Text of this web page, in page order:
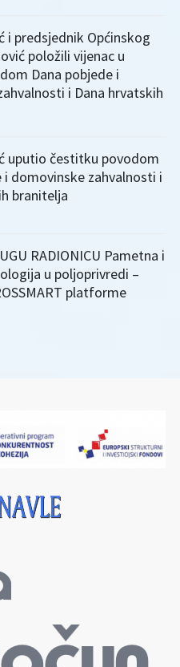
i predsjednik Općinskog
položili vijenac u
Dana pobjede i
i Dana hrvatskih
uputio čestitku povodom
i domovinske zahvalnosti i
branitelja
RADIONICU Pametna i
u poljoprivredi –
platforme